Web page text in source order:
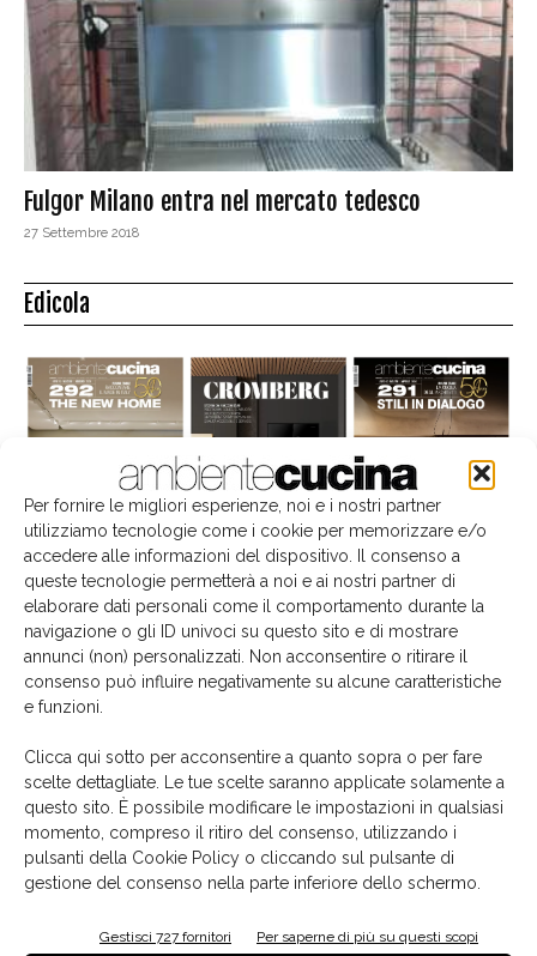
Per fornire le migliori esperienze, noi e i nostri partner
utilizziamo tecnologie come i cookie per memorizzare e/o
accedere alle informazioni del dispositivo. Il consenso a
queste tecnologie permetterà a noi e ai nostri partner di
elaborare dati personali come il comportamento durante la
navigazione o gli ID univoci su questo sito e di mostrare
annunci (non) personalizzati. Non acconsentire o ritirare il
consenso può influire negativamente su alcune caratteristiche
e funzioni.
Clicca qui sotto per acconsentire a quanto sopra o per fare
scelte dettagliate. Le tue scelte saranno applicate solamente a
questo sito. È possibile modificare le impostazioni in qualsiasi
momento, compreso il ritiro del consenso, utilizzando i
pulsanti della Cookie Policy o cliccando sul pulsante di
gestione del consenso nella parte inferiore dello schermo.
Gestisci 727 fornitori Per saperne di più su questi scopi
Fulgor Milano entra nel mercato tedesco
27 Settembre 2018
Edicola
La biblioteca dei brand